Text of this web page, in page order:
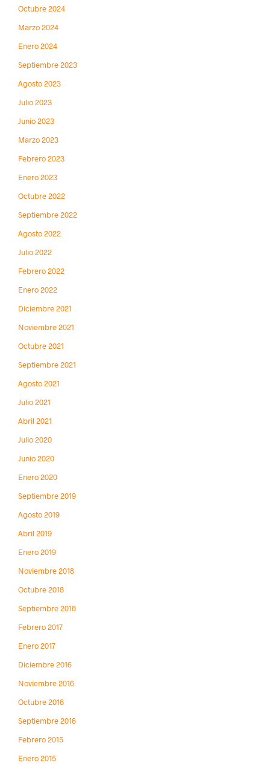
Octubre 2024
Marzo 2024
Enero 2024
Septiembre 2023
Agosto 2023
Julio 2023
Junio 2023
Marzo 2023
Febrero 2023
Enero 2023
Octubre 2022
Septiembre 2022
Agosto 2022
Julio 2022
Febrero 2022
Enero 2022
Diciembre 2021
Noviembre 2021
Octubre 2021
Septiembre 2021
Agosto 2021
Julio 2021
Abril 2021
Julio 2020
Junio 2020
Enero 2020
Septiembre 2019
Agosto 2019
Abril 2019
Enero 2019
Noviembre 2018
Octubre 2018
Septiembre 2018
Febrero 2017
Enero 2017
Diciembre 2016
Noviembre 2016
Octubre 2016
Septiembre 2016
Febrero 2015
Enero 2015